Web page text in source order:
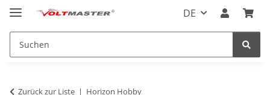
DE
Zurück zur Liste Horizon Hobby